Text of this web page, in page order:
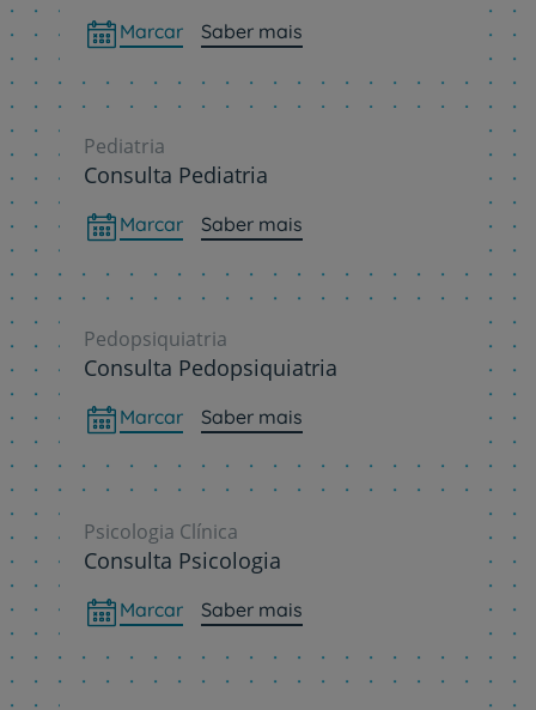
Marcar Saber mais
Pediatria
Consulta Pediatria
Marcar Saber mais
Pedopsiquiatria
Consulta Pedopsiquiatria
Marcar Saber mais
Psicologia Clínica
Consulta Psicologia
Marcar Saber mais